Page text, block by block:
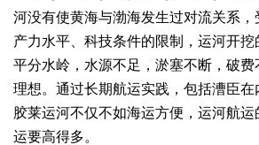
河没有使黄海与渤海发生过对流关系
产力水平、科技条件的限制，运河开挖
平分水岭，水源不足，淤塞不断，破
理想。通过长期航运实践，包括漕臣在
胶莱运河不仅不如海运方便，运河航
运要高得多。